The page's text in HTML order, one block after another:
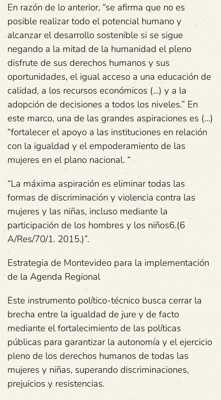
En razón de lo anterior, “se afirma que no es
posible realizar todo el potencial humano y
alcanzar el desarrollo sostenible si se sigue
negando a la mitad de la humanidad el pleno
disfrute de sus derechos humanos y sus
oportunidades, el igual acceso a una educación de
calidad, a los recursos económicos (…) y a la
adopción de decisiones a todos los niveles.” En
este marco, una de las grandes aspiraciones es (…)
“fortalecer el apoyo a las instituciones en relación
con la igualdad y el empoderamiento de las
mujeres en el plano nacional. “
“La máxima aspiración es eliminar todas las
formas de discriminación y violencia contra las
mujeres y las niñas, incluso mediante la
participación de los hombres y los niños6.(6
A/Res/70/1. 2015.)”.
Estrategia de Montevideo para la implementación
de la Agenda Regional
Este instrumento político-técnico busca cerrar la
brecha entre la igualdad de jure y de facto
mediante el fortalecimiento de las políticas
públicas para garantizar la autonomía y el ejercicio
pleno de los derechos humanos de todas las
mujeres y niñas, superando discriminaciones,
prejuicios y resistencias.